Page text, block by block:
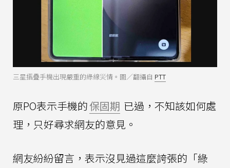
三星摺疊手機出現嚴重的綠線災情。圖／翻攝自 PTT
原PO表示手機的保固期 已過，不知該如何處
理，只好尋求網友的意見。
網友紛紛留言，表示沒見過這麼誇張的「綠